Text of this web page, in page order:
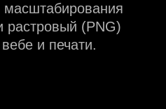
растровый (PNG)
и печати.